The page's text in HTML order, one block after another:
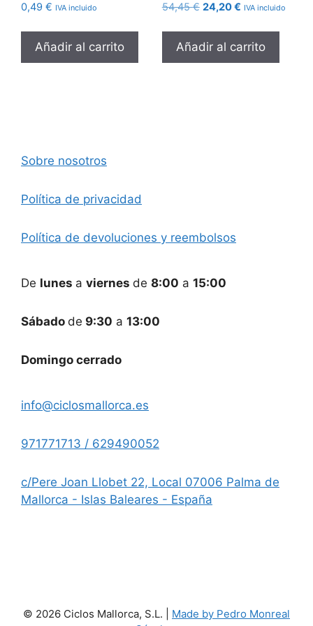
0,49 € IVA incluido
Añadir al carrito
54,45€ El
original
era:
54,45 €.
24,20€El
actual
es:
24,20 €.
IVA incluido
Añadir al carrito
Sobre nosotros
Política de privacidad
Política de devoluciones y reembolsos
De lunes a viernes de 8:00 a 15:00
Sábado de 9:30 a 13:00
Domingo cerrado
info@ciclosmallorca.es
971771713 / 629490052
c/Pere Joan Llobet 22, Local 07006 Palma de
Mallorca - Islas Baleares - España
© 2026 Ciclos Mallorca, S.L. | Made by Pedro Monreal